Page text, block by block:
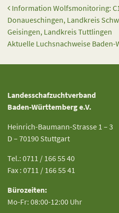
Beitrags-Navigation
Information Wolfsmonitoring:
Donaueschingen, Landkreis
Geisingen, Landkreis Tuttlingen
Aktuelle Luchsnachweise
Landesschafzuchtverband
Baden-Württemberg e.V.
Heinrich-Baumann-Strasse 1 – 3
D – 70190 Stuttgart
Tel.: 0711 / 166 55 40
Fax : 0711 / 166 55 41
Bürozeiten:
Mo-Fr: 08:00-12:00 Uhr